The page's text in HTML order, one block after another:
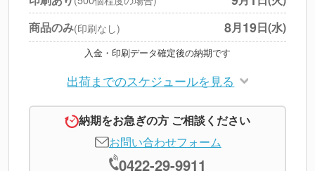
※上記小計は税別です
商品のみ(印刷なし) 8月19日(水)
入金・印刷データ確定後の納期です
出荷までのスケジュールを見る
納期をお急ぎの方 ご相談ください
お問い合わせフォーム
0422-29-9911